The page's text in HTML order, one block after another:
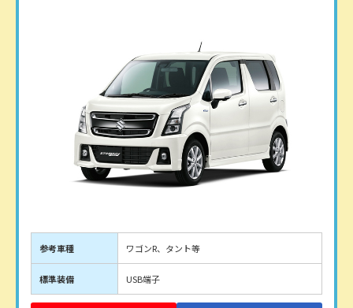
参考車種 ワゴンR、タント等
標準装備 USB端子